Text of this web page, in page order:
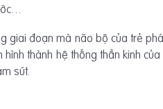
giai đoạn mà não bộ của trẻ
thành hệ thống thần kinh của
sút.